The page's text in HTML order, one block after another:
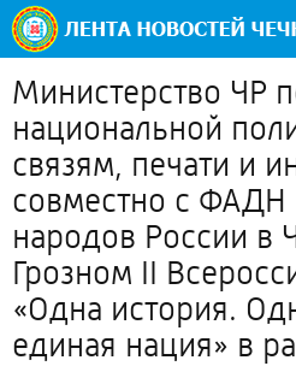
Министерство ЧР
национальной
связям, печати и
совместно с ФАДН
народов России в
Грозном II
«Одна история.
единая нация» в